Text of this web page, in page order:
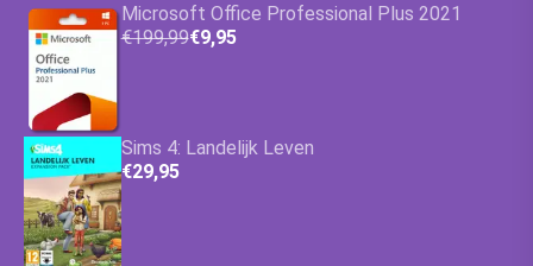
Microsoft Office Professional Plus 2021
€199,99€9,95
Sims 4: Landelijk Leven
€29,95